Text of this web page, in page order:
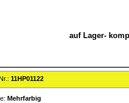
auf Lager-
11HP01122
Mehrfarbig